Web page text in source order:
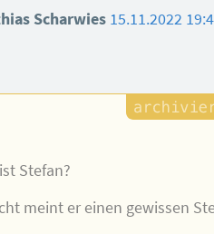
Scharwies 15.11.2022
Stefan?
meint er einen gewissen